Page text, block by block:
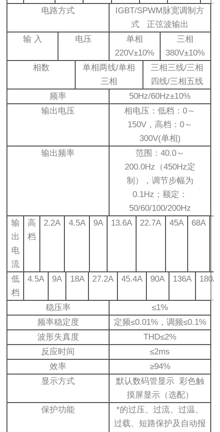
电路方式
IGBT/SPWM脉宽调制方
式 正弦波输出
输 入
电压
单相
220V±10%
三相
380V±10%
相数
单相两线/单相
三相
三相三线/三相
四线/三相五线
频率
50Hz/60Hz±10%
输出电压
相电压：低档：0～
150V，高档：0～
300V(单相)
输出频率
范围：40.0～
200.0Hz（450Hz定
制），调节步幅为
0.1Hz；额定：
50/60/100/200Hz
输
出
电
流
高
档
2.2A 4.5A 9A 13.6A 22.7A 45A 68A
低
档
4.5A 9A 18A 27.2A 45.4A 90A 136A 180A
稳压率
≤1%
频率稳定度
定频≤0.01%，调频≤0.1%
波形失真度
THD≤2%
反应时间
≤2ms
效率
≥94%
显示方式
默认数码管显示 彩色触
摸屏显示（选配）
保护功能
*的过压、过流、过温、
过载、短路保护及自动报